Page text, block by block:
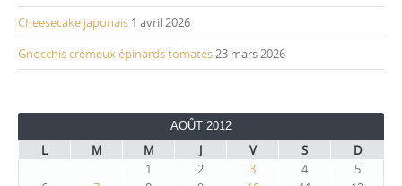
Cheesecake japonais 1 avril 2026
Gnocchis crémeux épinards tomates23 mars 2026
AOÛT 2012
L M M J V S
D
1
2 3 4
5